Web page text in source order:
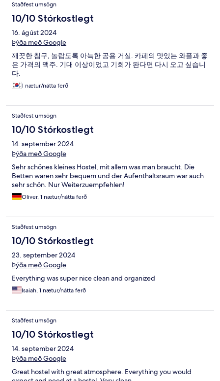
Staðfest umsögn
10/10 Stórkostlegt
16. ágúst 2024
Þýða með Google
깨끗한 침구, 놀랍도록 아늑한 공용 거실. 카페의 맛있는 와플과 좋
은 가격의 맥주. 기대 이상이었고 기회가 돤다면 다시 오고 싶습니
다.
1 nætur/nátta ferð
Staðfest umsögn
10/10 Stórkostlegt
14. september 2024
Þýða með Google
Sehr schönes kleines Hostel, mit allem was man braucht. Die
Betten waren sehr bequem und der Aufenthaltsraum war auch
sehr schön. Nur Weiterzuempfehlen!
Oliver, 1 nætur/nátta ferð
Staðfest umsögn
10/10 Stórkostlegt
23. september 2024
Þýða með Google
Everything was super nice clean and organized
Isaiah, 1 nætur/nátta ferð
Staðfest umsögn
10/10 Stórkostlegt
14. september 2024
Þýða með Google
Great hostel with great atmosphere. Everything you would